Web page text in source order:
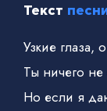
Текст
Узкие глаза,
Ты ничего
Но если я